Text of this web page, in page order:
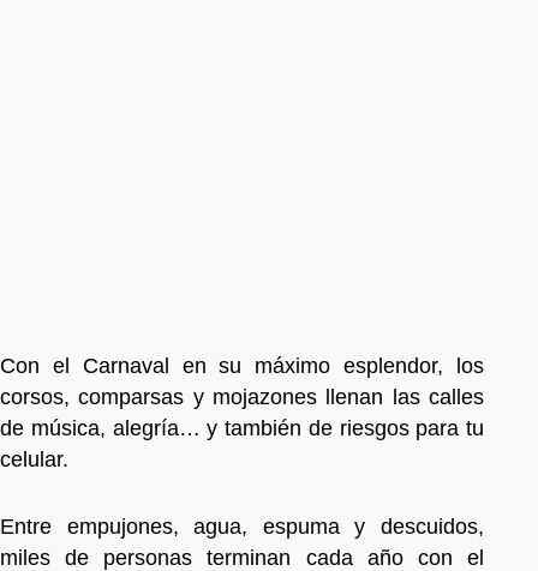
Con el Carnaval en su máximo esplendor, los
corsos, comparsas y mojazones llenan las calles
de música, alegría… y también de riesgos para tu
celular.
Entre empujones, agua, espuma y descuidos,
miles de personas terminan cada año con el